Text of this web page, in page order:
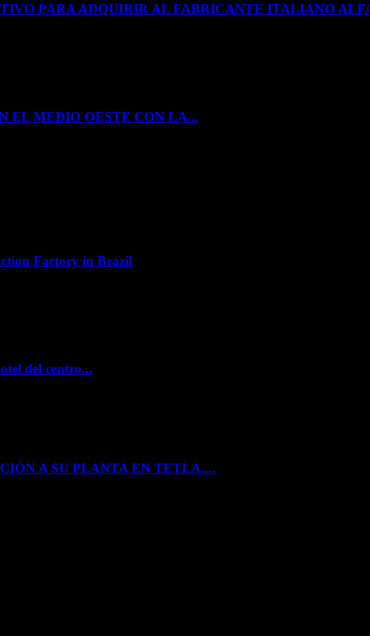
PARA ADQUIRIR AL FABRICANTE ITALIANO
EL MEDIO OESTE CON LA...
Factory in Brazil
del centro...
A SU PLANTA EN TETLA,...